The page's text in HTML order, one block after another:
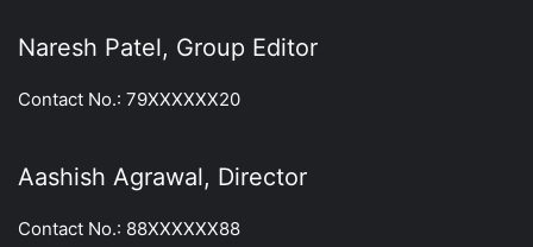
Naresh Patel, Group Editor
Contact No.: 79XXXXXX20
Aashish Agrawal, Director
Contact No.: 88XXXXXX88